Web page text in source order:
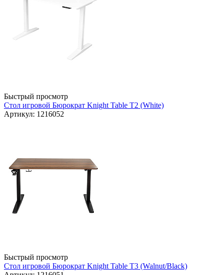
Быстрый просмотр
Стол игровой Бюрократ Knight Table T2 (White)
Артикул: 1216052
Быстрый просмотр
Стол игровой Бюрократ Knight Table T3 (Walnut/Black)